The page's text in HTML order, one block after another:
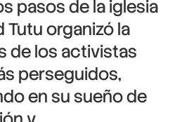
pasos de la iglesia
organizó la
de los activistas
perseguidos,
en su sueño de